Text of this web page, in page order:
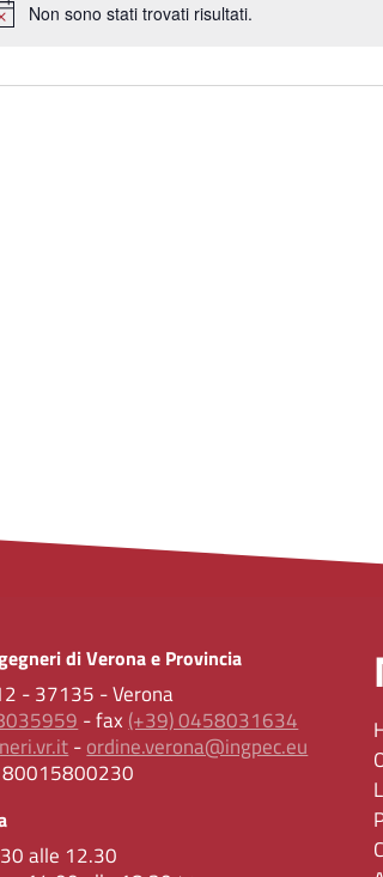
Notice
Non sono stati trovati risultati.
di Verona e Provincia
- 37135 - Verona
- fax (+39) 0458031634
-ordine.verona@ingpec.eu
80015800230
alle 12.30